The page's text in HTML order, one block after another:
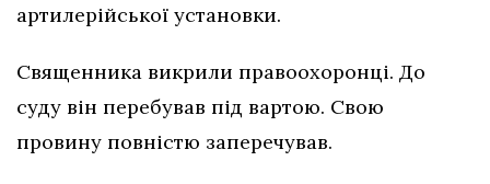
артилерійської установки.
Священника викрили правоохоронці. До
суду він перебував під вартою. Свою
провину повністю заперечував.